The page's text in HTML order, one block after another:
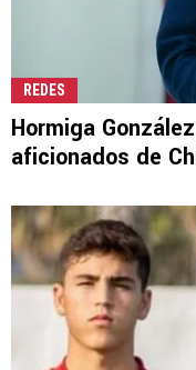
REDES
Hormiga
aficionados de